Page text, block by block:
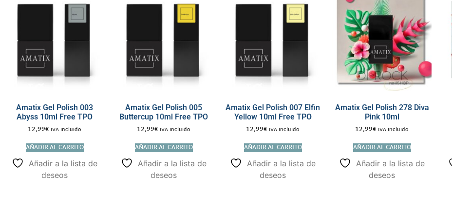
Amatix Gel Polish 003
Abyss 10ml Free TPO
12,99€ IVA incluido
AÑADIR AL CARRITO
Añadir a la lista de
deseos
Amatix Gel Polish 005
Buttercup 10ml Free TPO
12,99€ IVA incluido
AÑADIR AL CARRITO
Añadir a la lista de
deseos
Amatix Gel Polish 007 Elfin
Yellow 10ml Free TPO
12,99€ IVA incluido
AÑADIR AL CARRITO
Añadir a la lista de
deseos
Amatix Gel Polish 278 Diva
Pink 10ml
12,99€ IVA incluido
AÑADIR AL CARRITO
Añadir a la lista de
deseos